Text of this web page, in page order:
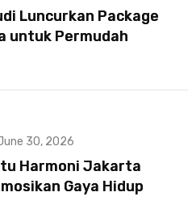
Luncurkan Package
untuk Permudah
30, 2026
Harmoni Jakarta
Gaya Hidup